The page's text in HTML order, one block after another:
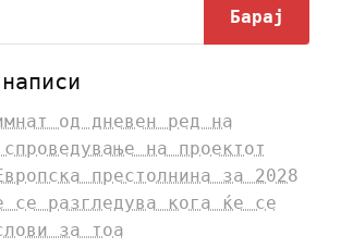
Барај
од дневен ред на
на проектот
престолнина за 2028
се разгледува кога ќе се
за тоа